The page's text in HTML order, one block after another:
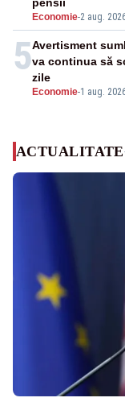
Economie-2 aug.
5
Economie-1 aug.
Avertisment
va continua să
zile
ACTUALITATE